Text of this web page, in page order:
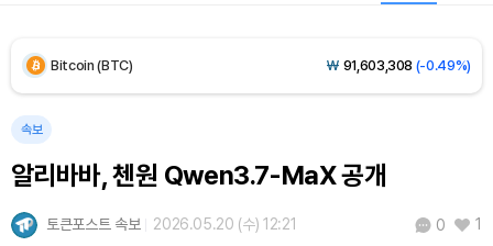
Bitcoin (BTC) ₩ 91,603,308 (-0.49%)
Tether USDt (USDT) ₩
BNB (BNB) 840,596(-1.52%)
속보
알리바바, 첸원 Qwen3.7-MaX 공개
토큰포스트 속보 2026.05.20 (수) 12:21 0 1